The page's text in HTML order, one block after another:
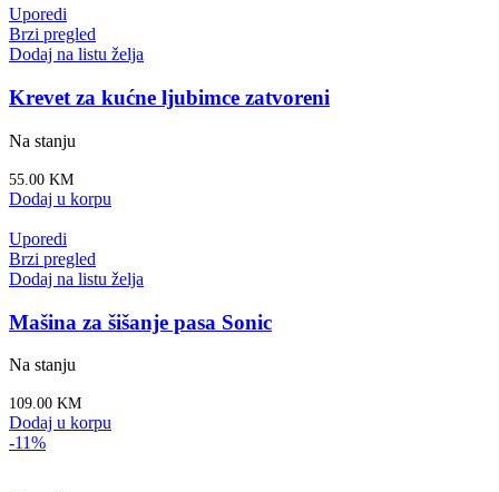
Uporedi
Brzi pregled
Dodaj na listu želja
Krevet za kućne ljubimce zatvoreni
Na stanju
55.00 KM
Dodaj u korpu
Uporedi
Brzi pregled
Dodaj na listu želja
Mašina za šišanje pasa Sonic
Na stanju
109.00 KM
Dodaj u korpu
-11%